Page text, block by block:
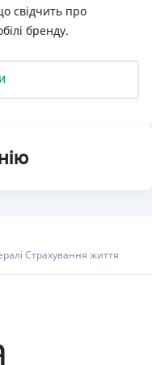
свідчить про
бренду.
Страхування життя